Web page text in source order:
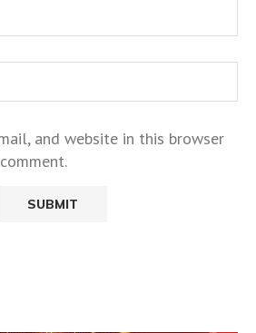
and website in this browser